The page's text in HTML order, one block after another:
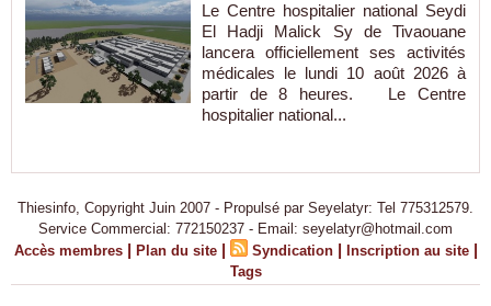
Le Centre hospitalier national Seydi
El Hadji Malick Sy de Tivaouane
lancera officiellement ses activités
médicales le lundi 10 août 2026 à
partir de 8 heures. Le Centre
hospitalier national...
Thiesinfo, Copyright Juin 2007 - Propulsé par Seyelatyr: Tel 775312579.
Service Commercial: 772150237 - Email: seyelatyr@hotmail.com
Accès membres | Plan du site | Syndication | Inscription au site |
Tags